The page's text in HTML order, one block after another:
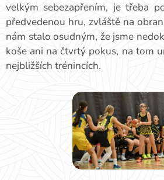
velkým sebezapřením, je třeba
předvedenou hru, zvláště na
nám stalo osudným, že jsme
koše ani na čtvrtý pokus, na tom
nejbližších trénincích.